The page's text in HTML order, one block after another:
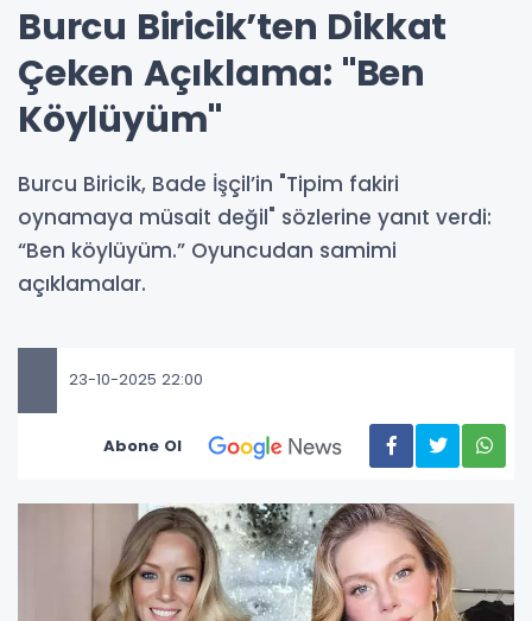
Burcu Biricik’ten Dikkat
Çeken Açıklama: "Ben
Köylüyüm"
Burcu Biricik, Bade İşçil’in "Tipim fakiri
oynamaya müsait değil" sözlerine yanıt verdi:
“Ben köylüyüm.” Oyuncudan samimi
açıklamalar.
23-10-2025 22:00
Abone Ol